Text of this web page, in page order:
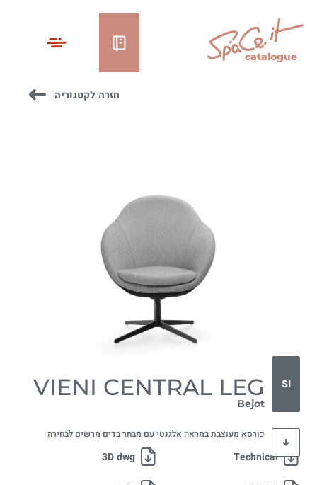
catalogue
חזרה לקטגוריה
SI
VIENI CENTRAL LEG
Bejot
כורסא מעוצבת במראה אלגנטי עם מבחר בדים מרשים לבחירה
Technical
3D dwg